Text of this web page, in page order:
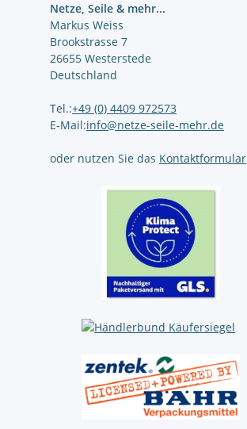
Netze, Seile & mehr...
Markus Weiss
Brookstrasse 7
26655 Westerstede
Deutschland
Tel.:+49 (0) 4409 972573
E-Mail:info@netze-seile-mehr.de
oder nutzen Sie das Kontaktformular